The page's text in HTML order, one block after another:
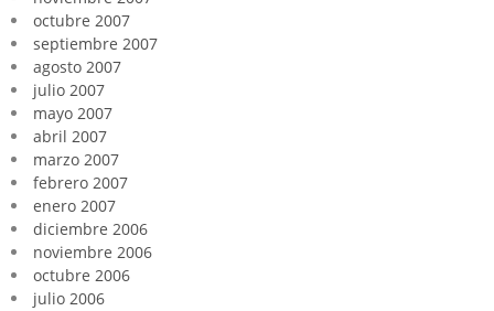
octubre 2007
septiembre 2007
agosto 2007
julio 2007
mayo 2007
abril 2007
marzo 2007
febrero 2007
enero 2007
diciembre 2006
noviembre 2006
octubre 2006
julio 2006